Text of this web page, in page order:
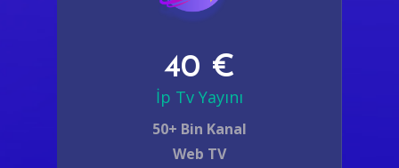
40 €
İp Tv Yayını
50+ Bin Kanal
Web TV